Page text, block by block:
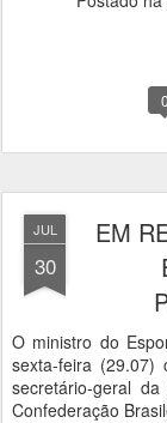
0
JUL
30
EM
O ministro do
sexta-feira
secretário-geral
Confederação